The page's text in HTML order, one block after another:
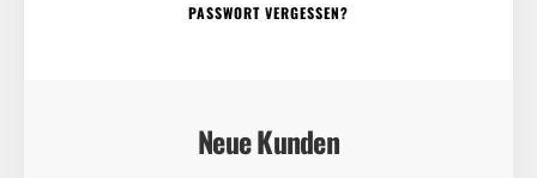
PASSWORT VERGESSEN?
Neue Kunden